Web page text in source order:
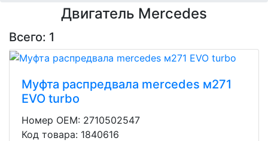
Двигатель Mercedes
Всего: 1
Муфта распредвала mercedes м271
EVO turbo
Номер OEM: 2710502547
Код товара: 1840616